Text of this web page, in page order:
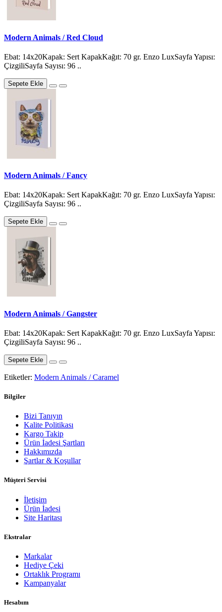
Modern Animals / Red Cloud
Ebat: 14x20Kapak: Sert KapakKağıt: 70 gr. Enzo LuxSayfa Yapısı:
ÇizgiliSayfa Sayısı: 96 ..
Sepete Ekle
Modern Animals / Fancy
Ebat: 14x20Kapak: Sert KapakKağıt: 70 gr. Enzo LuxSayfa Yapısı:
ÇizgiliSayfa Sayısı: 96 ..
Sepete Ekle
Modern Animals / Gangster
Ebat: 14x20Kapak: Sert KapakKağıt: 70 gr. Enzo LuxSayfa Yapısı:
ÇizgiliSayfa Sayısı: 96 ..
Sepete Ekle
Etiketler: Modern Animals / Caramel
Bilgiler
Bizi Tanıyın
Kalite Politikası
Kargo Takip
Ürün İadesi Şartları
Hakkımızda
Şartlar & Koşullar
Müşteri Servisi
İletişim
Ürün İadesi
Site Haritası
Ekstralar
Markalar
Hediye Çeki
Ortaklık Programı
Kampanyalar
Hesabım